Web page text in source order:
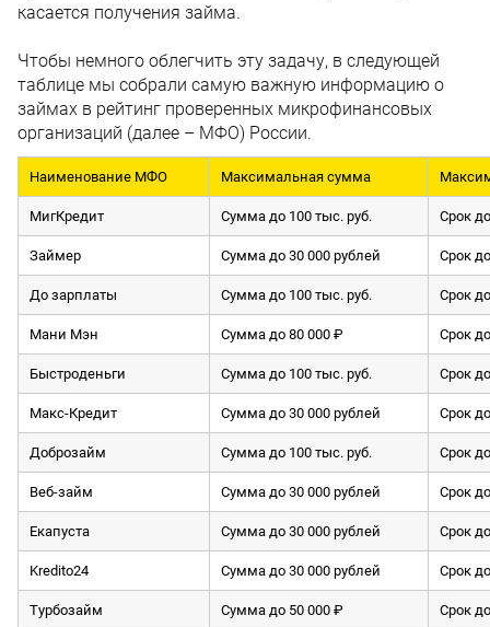
касается получения займа.
Чтобы немного облегчить эту задачу, в следующей
таблице мы собрали самую важную информацию о
займах в рейтинг проверенных микрофинансовых
организаций (далее – МФО) России.
Наименование МФО Максимальная сумма
МигКредит Сумма до 100 тыс. руб. Срок
Займер Сумма до 30 000 рублей Срок
До зарплаты Сумма до 100 тыс. руб. Срок
Мани Мэн Сумма до 80 000 ₽ Срок
Быстроденьги Сумма до 100 тыс. руб. Срок
Макс-Кредит Сумма до 30 000 рублей Срок
Доброзайм Сумма до 100 тыс. руб. Срок
Веб-займ Сумма до 30 000 рублей Срок
Екапуста Сумма до 30 000 рублей Срок
Kredito24 Сумма до 30 000 рублей Срок
Турбозайм Сумма до 50 000 ₽ Срок